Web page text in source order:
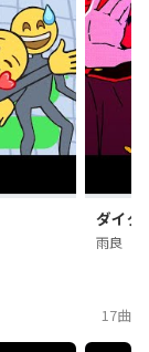
ダイダ
雨良
17曲